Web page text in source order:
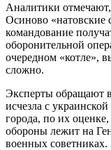
Аналитики
Осиново «натовские
командование
оборонительной
очередном «котле»,
сложно.
Эксперты обращают
исчезла с
города, по их
обороны лежит на
военных советниках.